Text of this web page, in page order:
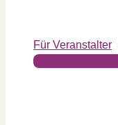
Für Veranstalter